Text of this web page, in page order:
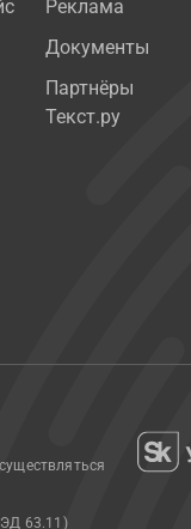
Реклама
Документы
Партнёры
Текст.ру
63.11)